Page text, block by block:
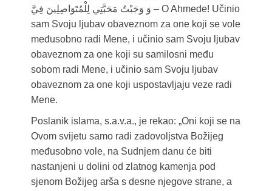
وَ وَجَبْتُ مَحَبَّتِي لِلْمُتَوَاصِلِينَ فِيَّ – O Ahmede! Učinio
sam Svoju ljubav obaveznom za one koji se vole
međusobno radi Mene, i učinio sam Svoju ljubav
obaveznom za one koji su samilosni među
sobom radi Mene, i učinio sam Svoju ljubav
obaveznom za one koji uspostavljaju veze radi
Mene.
Poslanik islama, s.a.v.a., je rekao: „Oni koji se na
Ovom svijetu samo radi zadovoljstva Božijeg
međusobno vole, na Sudnjem danu će biti
nastanjeni u dolini od zlatnog kamenja pod
sjenom Božijeg arša s desne njegove strane, a